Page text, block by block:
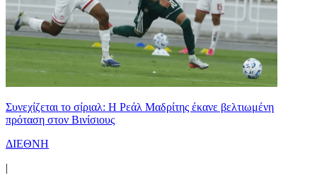
Συνεχίζεται το σίριαλ: Η Ρεάλ Μαδρίτης έκανε βελτιωμένη
πρόταση στον Βινίσιους
ΔΙΕΘΝΗ
|